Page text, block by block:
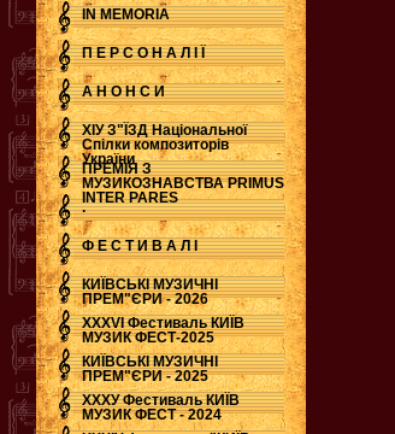
IN MEMORIA
П Е Р С О Н А Л І Ї
А Н О Н С И
ХІУ З"ЇЗД Національної
Спілки композиторів
України
ПРЕМІЯ З
МУЗИКОЗНАВСТВА PRIMUS
INTER PARES
.
Ф Е С Т И В А Л І
КИЇВСЬКІ МУЗИЧНІ
ПРЕМ"ЄРИ - 2026
ХХХVI Фестиваль КИЇВ
МУЗИК ФЕСТ-2025
КИЇВСЬКІ МУЗИЧНІ
ПРЕМ"ЄРИ - 2025
ХХХУ Фестиваль КИЇВ
МУЗИК ФЕСТ - 2024